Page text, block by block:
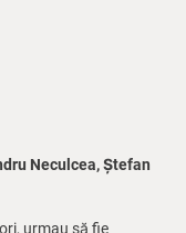
Neculcea, Ștefan
urmau să fie